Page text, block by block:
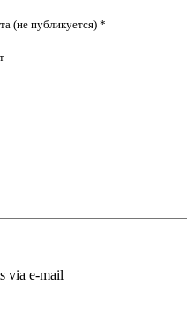
(не публикуется) *
via e-mail